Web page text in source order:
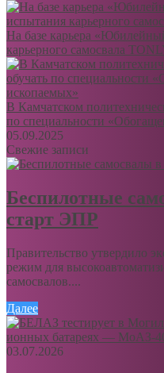
На базе карьера
карьерного самосвала
В Камчатском
по специальности
05.09.2025
Свежие записи
Беспилотные
старт ЭПР
Правительство утвердило
режим для
самосвалов....
Далее
03.07.2026